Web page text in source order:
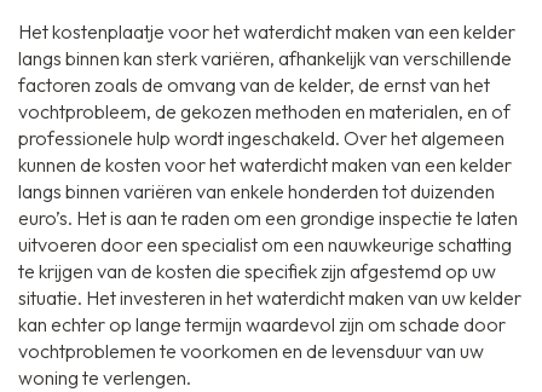
Het kostenplaatje voor het waterdicht maken van een kelder
langs binnen kan sterk variëren, afhankelijk van verschillende
factoren zoals de omvang van de kelder, de ernst van het
vochtprobleem, de gekozen methoden en materialen, en of
professionele hulp wordt ingeschakeld. Over het algemeen
kunnen de kosten voor het waterdicht maken van een kelder
langs binnen variëren van enkele honderden tot duizenden
euro’s. Het is aan te raden om een grondige inspectie te laten
uitvoeren door een specialist om een nauwkeurige schatting
te krijgen van de kosten die specifiek zijn afgestemd op uw
situatie. Het investeren in het waterdicht maken van uw kelder
kan echter op lange termijn waardevol zijn om schade door
vochtproblemen te voorkomen en de levensduur van uw
woning te verlengen.